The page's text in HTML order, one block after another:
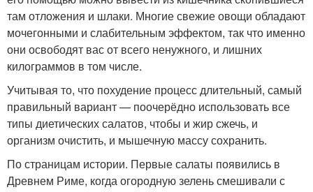
там отложения и шлаки. Многие свежие овощи обладают
мочегонными и слабительным эффектом, так что именно
они освободят вас от всего ненужного, и лишних
килограммов в том числе.
Учитывая то, что похудение процесс длительный, самый
правильный вариант — поочерёдно использовать все
типы диетических салатов, чтобы и жир сжечь, и
организм очистить, и мышечную массу сохранить.
По страницам истории. Первые салаты появились в
Древнем Риме, когда огородную зелень смешивали с